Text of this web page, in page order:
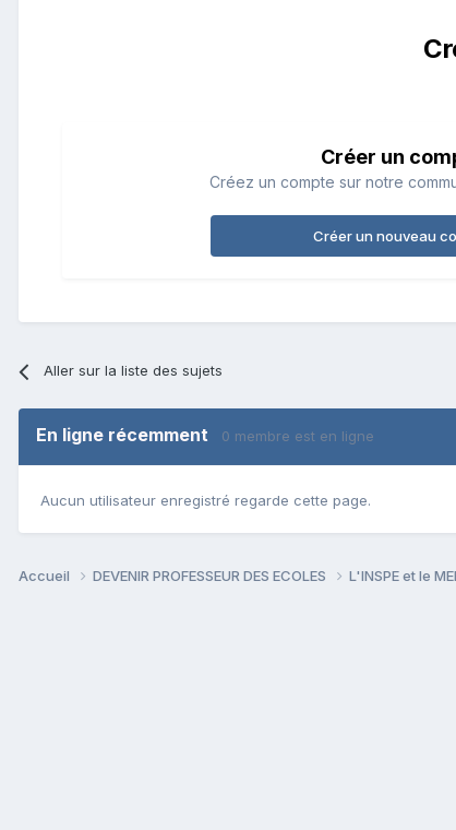
Créer un
Créez un compte sur notre
Créer un nouveau
Aller sur la liste des sujets
En ligne récemment 0 membre est en ligne
Aucun utilisateur enregistré regarde cette page.
Accueil DEVENIR PROFESSEUR DES ECOLES L'INSPE et le